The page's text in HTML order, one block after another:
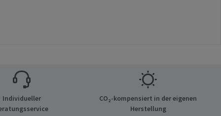
Individueller
CO₂-kompensiert in der eigenen
Herstellung